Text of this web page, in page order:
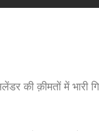
की क़ीमतों में भारी